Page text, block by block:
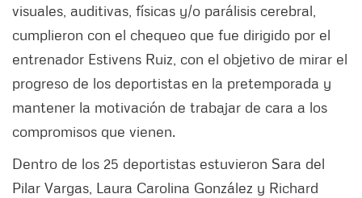
visuales, auditivas, físicas y/o parálisis cerebral,
cumplieron con el chequeo que fue dirigido por el
entrenador Estivens Ruiz, con el objetivo de mirar el
progreso de los deportistas en la pretemporada y
mantener la motivación de trabajar de cara a los
compromisos que vienen.
Dentro de los 25 deportistas estuvieron Sara del
Pilar Vargas, Laura Carolina González y Richard